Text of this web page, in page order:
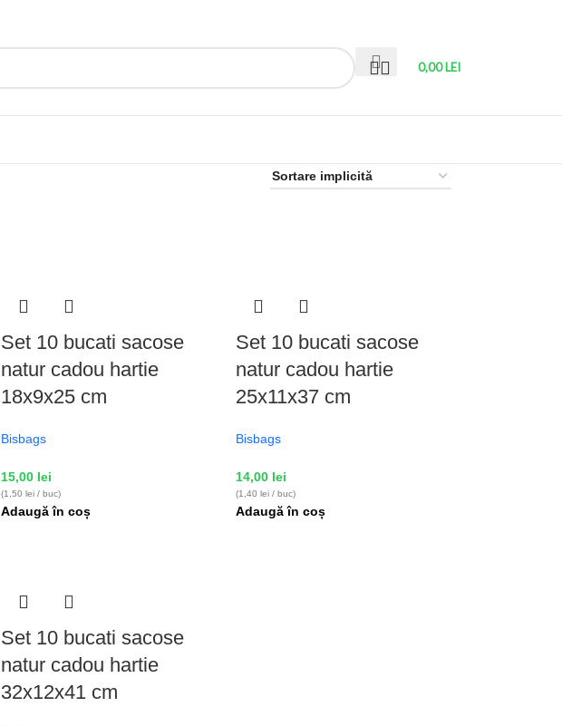
0,00LEI
Set 10 bucati sacose
natur cadou hartie
18x9x25 cm
Bisbags
15,00 lei
(1,50 lei / buc)
Adaugă în coș
Set 10 bucati sacose
natur cadou hartie
25x11x37 cm
Bisbags
14,00 lei
(1,40 lei / buc)
Adaugă în coș
Set 10 bucati sacose
natur cadou hartie
32x12x41 cm